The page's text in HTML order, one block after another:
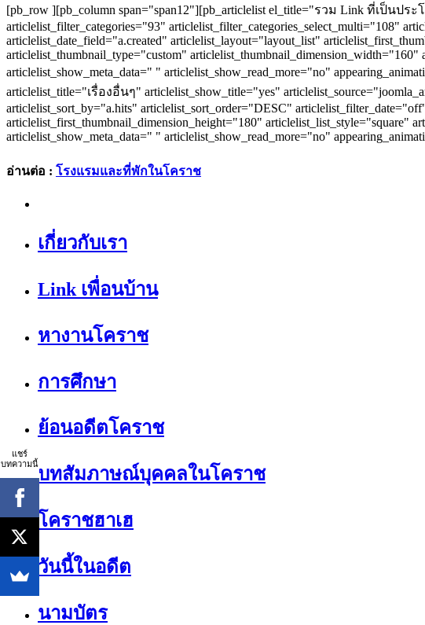
[pb_row ][pb_column span="span12"][pb_articlelist el_title="รวม Link ที่เป็นป
articlelist_filter_categories="93" articlelist_filter_categories_select_multi="108"
articlelist_date_field="a.created" articlelist_layout="layout_list"
articlelist_thumbnail_type="custom"
articlelist_show_meta_data=" " articlelist_show_read_more="no"
articlelist_title="เรื่องอื่นๆ" articlelist_show_title="yes"
articlelist_sort_by="a.hits" articlelist_sort_order="DESC"
articlelist_first_thumbnail_dimension_height="180" articlelist_list_style="square"
articlelist_show_meta_data=" " articlelist_show_read_more="no"
อ่านต่อ : โรงแรมและที่พักในโคราช
เกี่ยวกับเรา
Link เพื่อนบ้าน
หางานโคราช
การศึกษา
ย้อนอดีตโคราช
บทสัมภาษณ์บุคคลในโคราช
โคราชฮาเฮ
วันนี้ในอดีต
นามบัตร
แชร์
บทความนี้